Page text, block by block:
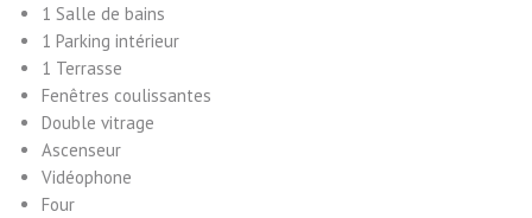
1 Salle de bains
1 Parking intérieur
1 Terrasse
Fenêtres coulissantes
Double vitrage
Ascenseur
Vidéophone
Four